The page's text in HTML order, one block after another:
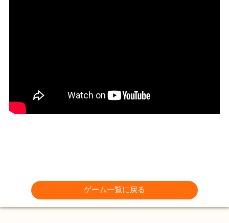
ゲーム一覧に戻る